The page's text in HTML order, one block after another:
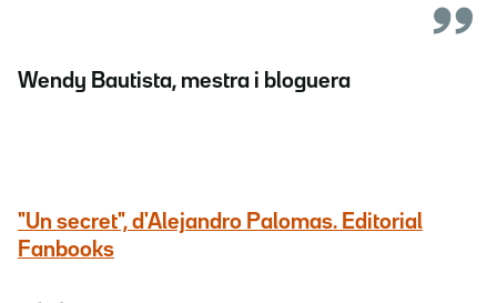
Wendy Bautista, mestra i bloguera
"Un secret", d'Alejandro Palomas. Editorial
Fanbooks